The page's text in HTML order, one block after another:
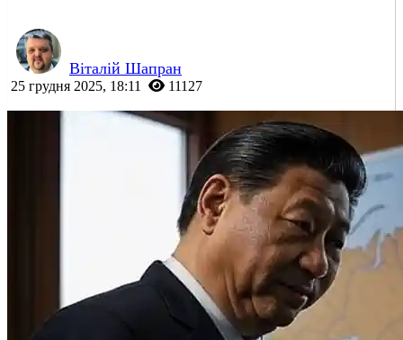
Віталій Шапран
25 грудня 2025, 18:11 11127